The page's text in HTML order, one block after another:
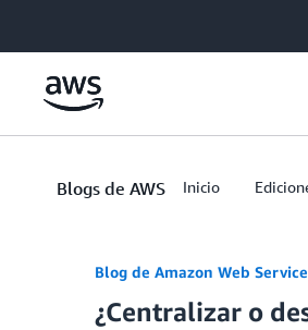
Blogs de AWS Inicio
Blog de Amazon Web
¿Centralizar o